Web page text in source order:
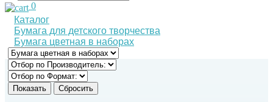
0
Каталог
Бумага для детского творчества
Бумага цветная в наборах